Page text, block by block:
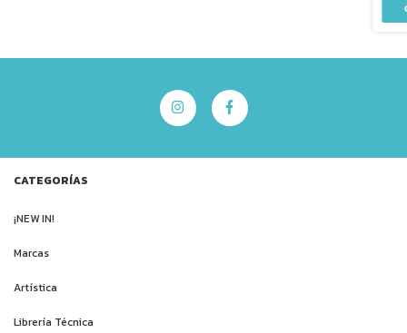
CATEGORÍAS
¡NEW IN!
Marcas
Artística
Librería Técnica